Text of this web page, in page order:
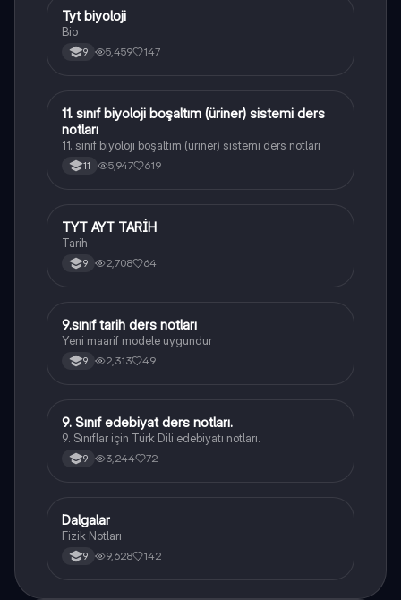
Biyoloji
Tyt biyoloji
Bio
9 5,459 147
Biyoloji
11. sınıf biyoloji boşaltım (üriner) sistemi ders
notları
11. sınıf biyoloji boşaltım (üriner) sistemi ders notları
11 5,947 619
Tarih
TYT AYT TARİH
Tarih
9 2,708 64
Tarih
9.sınıf tarih ders notları
Yeni maarif modele uygundur
9 2,313 49
Türk Dili ve Edebiyatı
9. Sınıf edebiyat ders notları.
9. Sınıflar için Türk Dili edebiyatı notları.
9 3,244 72
Fizik
Dalgalar
Fizik Notları
9 9,628 142